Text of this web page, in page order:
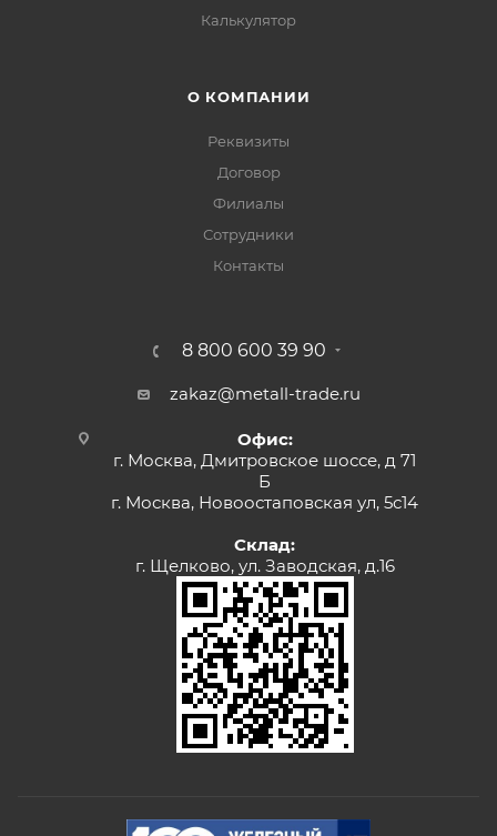
Калькулятор
О КОМПАНИИ
Реквизиты
Договор
Филиалы
Сотрудники
Контакты
8 800 600 39 90
zakaz@metall-trade.ru
Офис:
г. Москва, Дмитровское шоссе, д 71
Б
г. Москва, Новоостаповская ул, 5с14
Склад:
г. Щелково, ул. Заводская, д.16